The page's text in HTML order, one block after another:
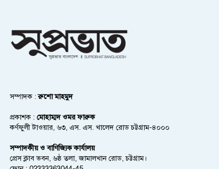
সম্পাদক :রুশো মাহমুদ
প্রকাশক : মোহাম্মদ ওমর ফারুক
কর্ণফুলী টাওয়ার, ৬৩, এস. এস. খালেদ রোড চট্টগ্রাম-৪০০০
সম্পাদকীয় ও বাণিজ্যিক কার্যালয়
প্রেস ক্লাব ভবন, ৬ষ্ঠ তলা, জামালখান রোড, চট্টগ্রাম।